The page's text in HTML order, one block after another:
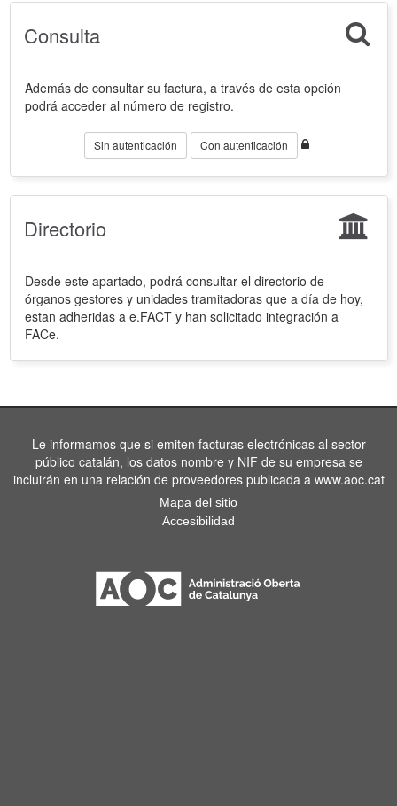
Consulta
Además de consultar su factura, a través de esta opción
podrá acceder al número de registro.
Sin autenticación Con autenticación
Directorio
Desde este apartado, podrá consultar el directorio de
órganos gestores y unidades tramitadoras que a día de hoy,
estan adheridas a e.FACT y han solicitado integración a
FACe.
Le informamos que si emiten facturas electrónicas al sector
público catalán, los datos nombre y NIF de su empresa se
incluirán en una relación de proveedores publicada a www.aoc.cat
Mapa del sitio
Accesibilidad